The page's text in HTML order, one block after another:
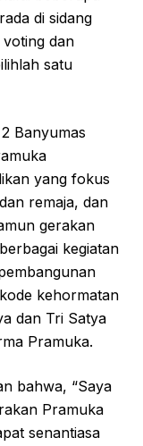
di sidang
dan
satu
Banyumas
yang fokus
remaja, dan
gerakan
kegiatan
kehormatan
dan Tri Satya
Pramuka.
bahwa, “Saya
Pramuka
senantiasa